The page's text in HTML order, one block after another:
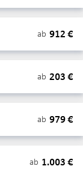
ab 912 €
ab 203 €
ab 979€
ab 1.003 €